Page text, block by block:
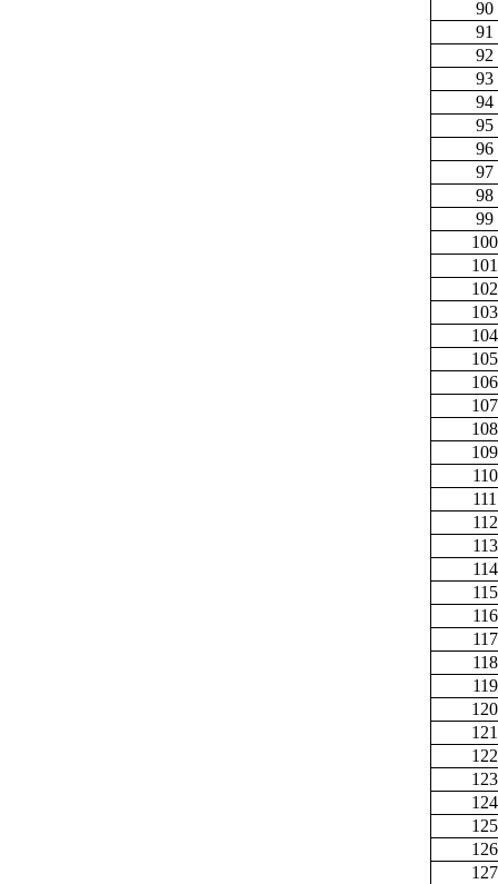
90
91
92
93
94
95
96
97
98
99
100
101
102
103
104
105
106
107
108
109
110
111
112
113
114
115
116
117
118
119
120
121
122
123
124
125
126
127